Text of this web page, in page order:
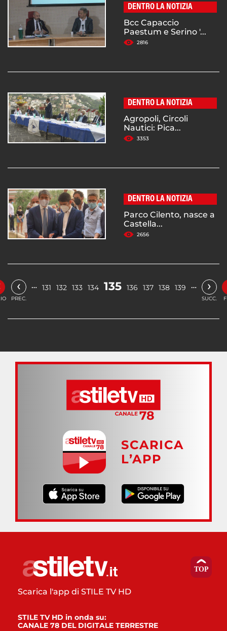
DENTRO LA NOTIZIA
Bcc Capaccio
Paestum e Serino '...
2816
DENTRO LA NOTIZIA
Agropoli, Circoli
Nautici: Pica...
3353
DENTRO LA NOTIZIA
Parco Cilento, nasce a
Castella...
2656
‹
PREC.
… 131 132 133 134 135 136 137 138 139 … ›
SUCC.
SCARICA
L’APP
Scarica l'app di STILE TV HD
STILE TV HD in onda su:
CANALE 78 DEL DIGITALE TERRESTRE